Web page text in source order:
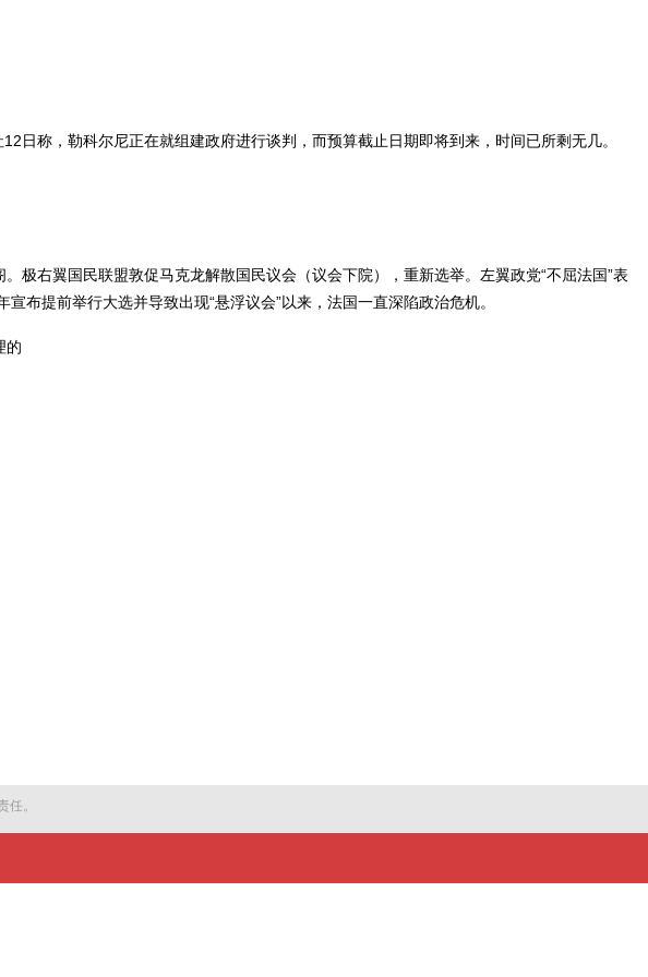
日称，勒科尔尼正在就组建政府进行谈判，而预算截止日期即将到来，时间已所剩无几。
极右翼国民联盟敦促马克龙解散国民议会（议会下院），重新选举。左翼政党“不屈法国”表
布提前举行大选并导致出现“悬浮议会”以来，法国一直深陷政治危机。
的
。